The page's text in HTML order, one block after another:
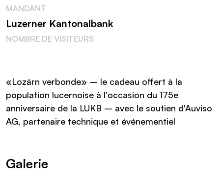
MANDANT
Luzerner Kantonalbank
NOMBRE DE VISITEURS
«Lozärn verbonde» – le cadeau offert à la
population lucernoise à l'occasion du 175e
anniversaire de la LUKB – avec le soutien d'Auviso
AG, partenaire technique et événementiel
Galerie